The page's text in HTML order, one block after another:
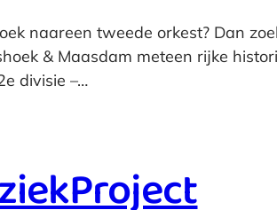
naareen tweede orkest? Dan
& Maasdam meteen rijke
divisie –…